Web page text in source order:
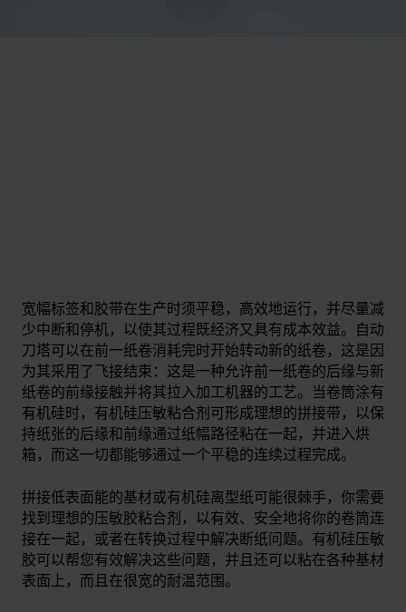
宽幅标签和胶带在生产时须平稳，高效地运行，并尽量减
少中断和停机，以使其过程既经济又具有成本效益。自动
刀塔可以在前一纸卷消耗完时开始转动新的纸卷，这是因
为其采用了飞接结束：这是一种允许前一纸卷的后缘与新
纸卷的前缘接触并将其拉入加工机器的工艺。当卷筒涂有
有机硅时，有机硅压敏粘合剂可形成理想的拼接带，以保
持纸张的后缘和前缘通过纸幅路径粘在一起，并进入烘
箱，而这一切都能够通过一个平稳的连续过程完成。
拼接低表面能的基材或有机硅离型纸可能很棘手，你需要
找到理想的压敏胶粘合剂，以有效、安全地将你的卷筒连
接在一起，或者在转换过程中解决断纸问题。有机硅压敏
胶可以帮您有效解决这些问题，并且还可以粘在各种基材
表面上，而且在很宽的耐温范围。